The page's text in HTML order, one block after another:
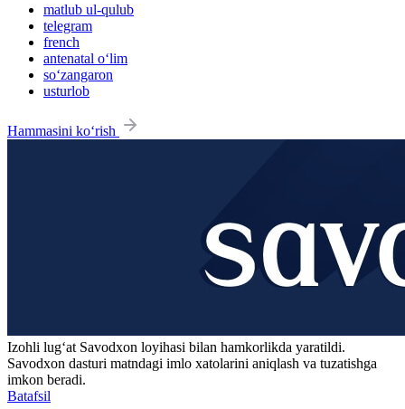
matlub ul-qulub
telegram
french
antenatal o‘lim
so‘zangaron
usturlob
Hammasini ko‘rish
Izohli lugʻat Savodxon loyihasi bilan hamkorlikda yaratildi.
Savodxon dasturi matndagi imlo xatolarini aniqlash va tuzatishga
imkon beradi.
Batafsil